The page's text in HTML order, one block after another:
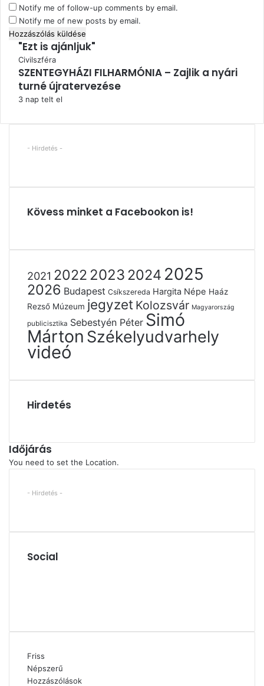
Notify me of follow-up comments by email.
Notify me of new posts by email.
"Ezt is ajánljuk"
Bezárás
Civilszféra
SZENTEGYHÁZI FILHARMÓNIA – Zajlik a nyári
turné újratervezése
3 nap telt el
- Hirdetés -
Kövess minket a Facebookon is!
2021 2022 2023 2024 2025
2026 Budapest Csíkszereda Hargita Népe Haáz
Rezső Múzeum jegyzet Kolozsvár Magyarország
publicisztika Sebestyén Péter Simó
Márton Székelyudvarhely
videó
Hirdetés
Időjárás
You need to set the Location.
- Hirdetés -
Social
Friss
Népszerű
Hozzászólások